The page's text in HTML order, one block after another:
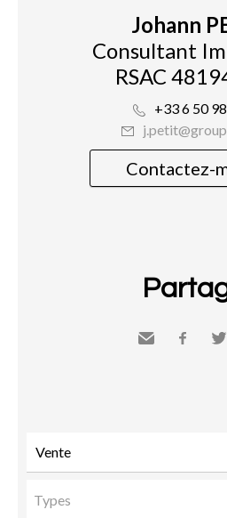
Johann
Consultant
RSAC
+33 6 50
Contactez-
Types